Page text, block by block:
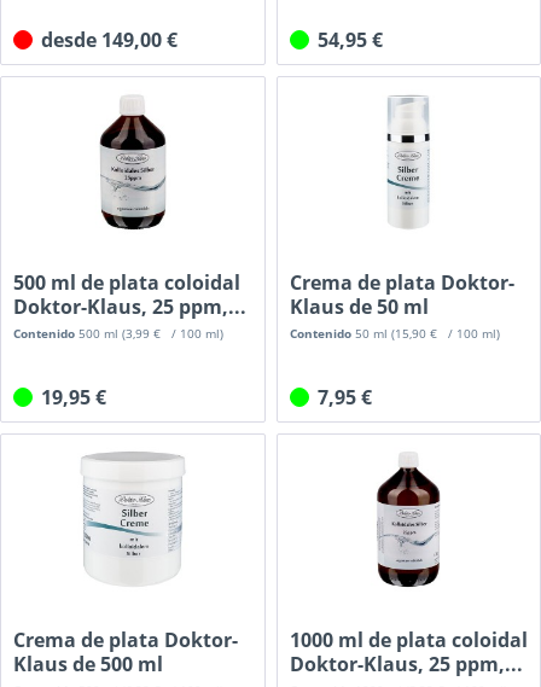
desde 149,00 € 54,95 €
500 ml de plata coloidal
Doktor-Klaus, 25 ppm,...
Contenido 500 ml(3,99 € / 100 ml)
19,95 €
Crema de plata Doktor-
Klaus de 50 ml
Contenido 50 ml (15,90 € / 100 ml)
7,95 €
Crema de plata Doktor-
Klaus de 500 ml
1000 ml de plata coloidal
Doktor-Klaus, 25 ppm,...